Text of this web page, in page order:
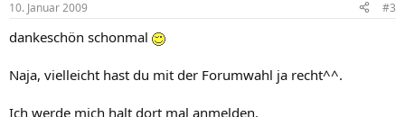
10. Januar 2009 #3
dankeschön schonmal
Naja, vielleicht hast du mit der Forumwahl ja recht^^.
Ich werde mich halt dort mal anmelden.